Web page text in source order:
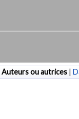
Auteurs ou autrices |